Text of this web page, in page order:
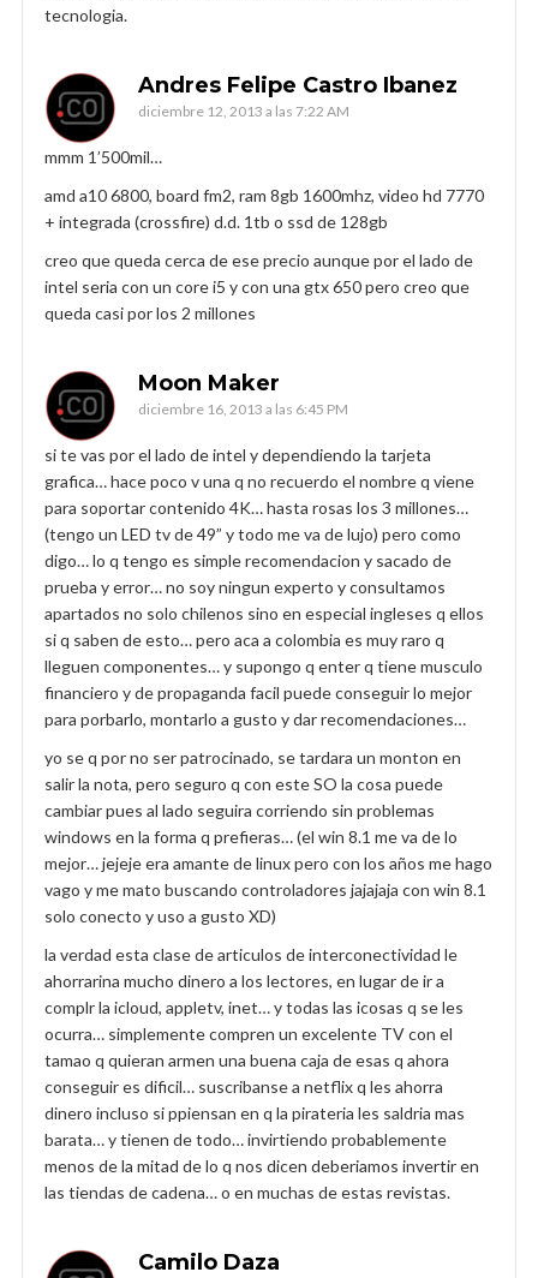
tecnologia.
Andres Felipe Castro Ibanez
diciembre 12, 2013 a las 7:22 AM
mmm 1’500mil…
amd a10 6800, board fm2, ram 8gb 1600mhz, video hd 7770
+ integrada (crossfire) d.d. 1tb o ssd de 128gb
creo que queda cerca de ese precio aunque por el lado de
intel seria con un core i5 y con una gtx 650 pero creo que
queda casi por los 2 millones
Moon Maker
diciembre 16, 2013 a las 6:45 PM
si te vas por el lado de intel y dependiendo la tarjeta
grafica… hace poco v una q no recuerdo el nombre q viene
para soportar contenido 4K… hasta rosas los 3 millones…
(tengo un LED tv de 49” y todo me va de lujo) pero como
digo… lo q tengo es simple recomendacion y sacado de
prueba y error… no soy ningun experto y consultamos
apartados no solo chilenos sino en especial ingleses q ellos
si q saben de esto… pero aca a colombia es muy raro q
lleguen componentes… y supongo q enter q tiene musculo
financiero y de propaganda facil puede conseguir lo mejor
para porbarlo, montarlo a gusto y dar recomendaciones…
yo se q por no ser patrocinado, se tardara un monton en
salir la nota, pero seguro q con este SO la cosa puede
cambiar pues al lado seguira corriendo sin problemas
windows en la forma q prefieras… (el win 8.1 me va de lo
mejor… jejeje era amante de linux pero con los años me hago
vago y me mato buscando controladores jajajaja con win 8.1
solo conecto y uso a gusto XD)
la verdad esta clase de articulos de interconectividad le
ahorrarina mucho dinero a los lectores, en lugar de ir a
complr la icloud, appletv, inet… y todas las icosas q se les
ocurra… simplemente compren un excelente TV con el
tamao q quieran armen una buena caja de esas q ahora
conseguir es dificil… suscribanse a netflix q les ahorra
dinero incluso si ppiensan en q la pirateria les saldria mas
barata… y tienen de todo… invirtiendo probablemente
menos de la mitad de lo q nos dicen deberiamos invertir en
las tiendas de cadena… o en muchas de estas revistas.
Camilo Daza